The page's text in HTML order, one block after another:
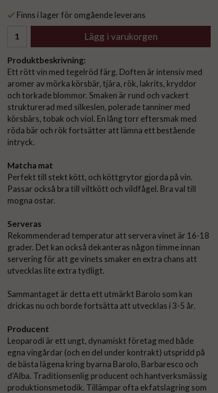
Finns i lager för omgående leverans
Lägg i varukorgen
Produktbeskrivning:
Ett rött vin med tegelröd färg. Doften är intensiv med
aromer av mörka körsbär, tjära, rök, lakrits, kryddor
och torkade blommor. Smaken är rund och vackert
strukturerad med silkeslen, polerade tanniner med
körsbärs, tobak och viol. En lång torr eftersmak med
röda bär och rök fortsätter att lämna ett bestående
intryck.
Matcha mat
Perfekt till stekt kött, och köttgrytor gjorda på vin.
Passar också bra till viltkött och vildfågel. Bra val till
mogna ostar.
Serveras
Rekommenderad temperatur att servera vinet är 16-18
grader. Det kan också dekanteras någon timme innan
servering för att ge vinets smaker en extra chans att
utvecklas lite extra tydligt.
Sammantaget är detta ett utmärkt Barolo som kan
drickas nu och borde fortsätta att utvecklas i 3-5 år.
Producent
Leoparodi är ett ungt, dynamiskt företag med både
egna vingårdar (och en del under kontrakt) utspridd på
de bästa lägena kring byarna Barolo, Barbaresco och
d'Alba. Traditionsenlig producent och hantverksmässig
produktionsmetodik. Tillämpar ofta ekfatslagring som